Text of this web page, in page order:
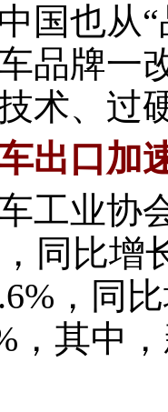
国也从
品牌一
术、过
出口加
工业协
同比增
，同
，其中